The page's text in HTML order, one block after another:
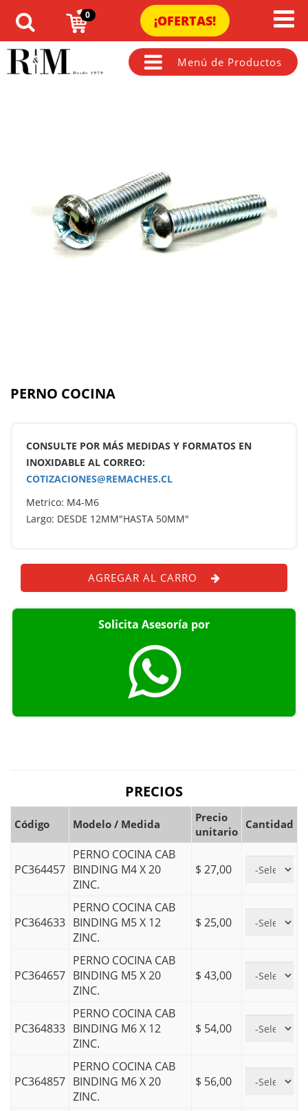
0 ¡OFERTAS!
Menú de Productos
PERNO COCINA
CONSULTE POR MÁS MEDIDAS Y FORMATOS EN
INOXIDABLE AL CORREO:
COTIZACIONES@REMACHES.CL
Metrico: M4-M6
Largo: DESDE 12MM"HASTA 50MM"
AGREGAR AL CARRO
Solicita Asesoría por
PRECIOS
Código Modelo / Medida
Precio
unitario
Cantidad
PC364457
PERNO COCINA CAB
BINDING M4 X 20
ZINC.
$ 27,00
PC364633
PERNO COCINA CAB
BINDING M5 X 12
ZINC.
$ 25,00
PC364657
PERNO COCINA CAB
BINDING M5 X 20
ZINC.
$ 43,00
PC364833
PERNO COCINA CAB
BINDING M6 X 12
ZINC.
$ 54,00
PC364857
PERNO COCINA CAB
BINDING M6 X 20
ZINC.
$ 56,00